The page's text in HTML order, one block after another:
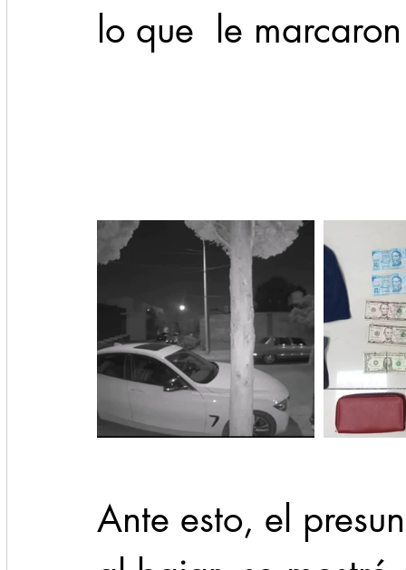
lo que  le
Ante esto, el